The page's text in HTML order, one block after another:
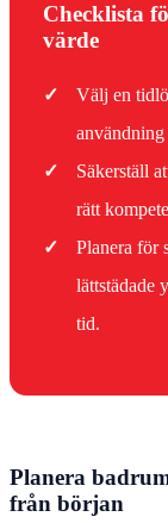
Checklista
värde
✓
Välj en
användning
✓
Säkerställ
rätt
✓
Planera för
lättstädade
tid.
Planera
från början